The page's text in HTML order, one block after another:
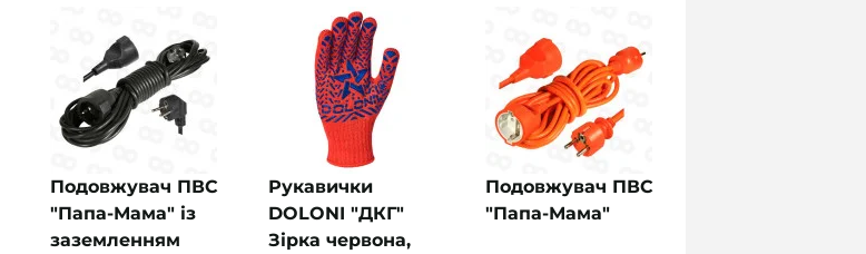
Подовжувач ПВС
"Папа-Мама" із
заземленням
Рукавички
DOLONI "ДКГ"
Зірка червона,
Подовжувач ПВС
"Папа-Мама"